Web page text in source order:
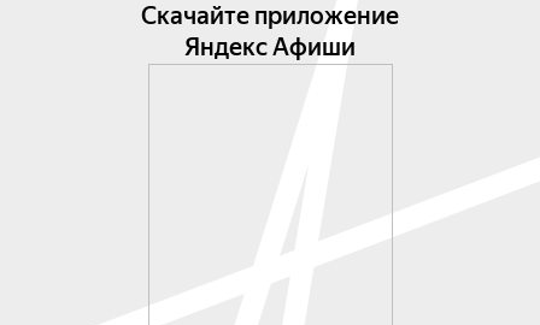
Скачайте приложение
Яндекс Афиши